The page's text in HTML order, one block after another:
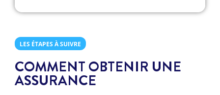
LES ÉTAPES À SUIVRE
COMMENT OBTENIR UNE
ASSURANCE